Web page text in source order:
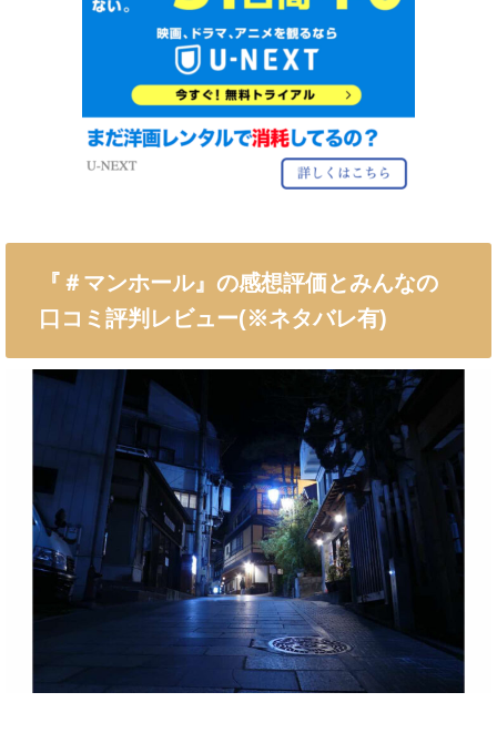
『＃マンホール』の感想評価とみんなの
口コミ評判レビュー(※ネタバレ有)